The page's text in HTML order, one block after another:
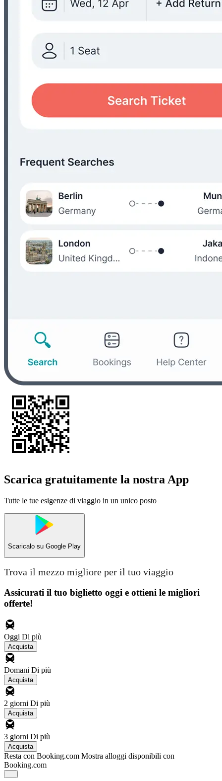
Scarica gratuitamente la nostra App
Tutte le tue esigenze di viaggio in un unico posto
Scaricalo su Google Play
Trova il mezzo migliore per il tuo viaggio
Assicurati il ​​tuo biglietto oggi e ottieni le migliori
offerte!
Oggi Di più
Acquista
Domani Di più
Acquista
2 giorni Di più
Acquista
3 giorni Di più
Acquista
Resta con Booking.com Mostra alloggi disponibili con
Booking.com